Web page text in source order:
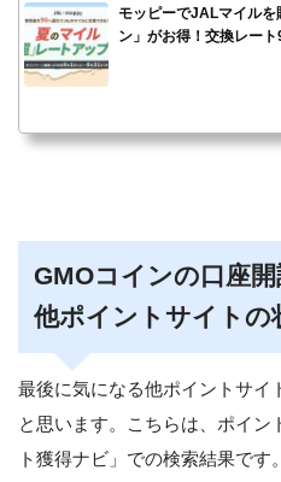
モッピーでJALマイル
ン」がお得！交換レー
GMOコインの口座
他ポイントサイトの
最後に気になる他ポイントサイ
と思います。こちらは、ポイン
ト獲得ナビ」での検索結果です。